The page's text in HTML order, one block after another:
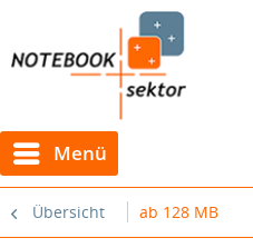
Menü
Übersicht ab 128 MB